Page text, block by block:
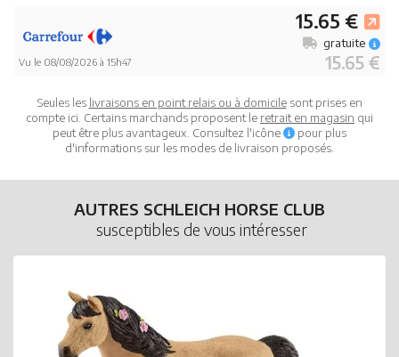
Vu le 08/08/2026 à 15h47
15.65 €
15.65 €
gratuite
Seules les livraisons en point relais ou à domicilesont prises en
compte ici. Certains marchands proposent le retrait en magasin qui
peut être plus avantageux. Consultez l'icône
pour plus
d'informations sur les modes de livraison proposés.
AUTRES SCHLEICH HORSE CLUB
susceptibles de vous intéresser